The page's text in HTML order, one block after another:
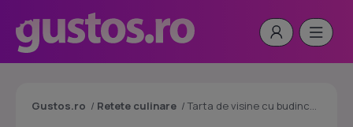
Gustos.ro / Retete culinare /Tarta de visine cu budinca de vanilie